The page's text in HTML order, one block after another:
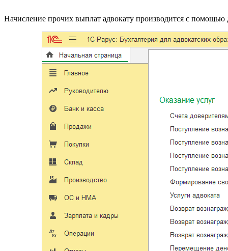
Начисление прочих выплат адвокату производится с